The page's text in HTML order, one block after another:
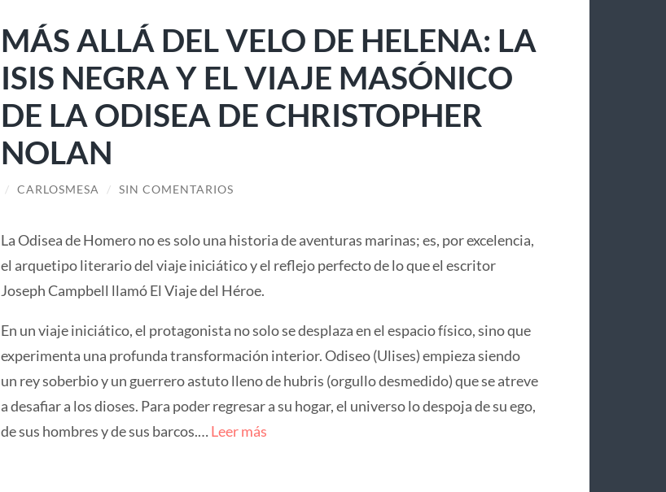
MÁS ALLÁ DEL VELO DE HELENA: LA
ISIS NEGRA Y EL VIAJE MASÓNICO
DE LA ODISEA DE CHRISTOPHER
NOLAN
/ CARLOSMESA / SIN COMENTARIOS
La Odisea de Homero no es solo una historia de aventuras marinas; es, por excelencia,
el arquetipo literario del viaje iniciático y el reflejo perfecto de lo que el escritor
Joseph Campbell llamó El Viaje del Héroe.
En un viaje iniciático, el protagonista no solo se desplaza en el espacio físico, sino que
experimenta una profunda transformación interior. Odiseo (Ulises) empieza siendo
un rey soberbio y un guerrero astuto lleno de hubris (orgullo desmedido) que se atreve
a desafiar a los dioses. Para poder regresar a su hogar, el universo lo despoja de su ego,
de sus hombres y de sus barcos.…Leer más